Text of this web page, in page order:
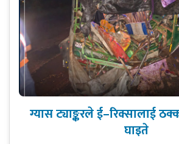
ग्यास ट्याङ्करले ई–रिक्सालाई
घाइते